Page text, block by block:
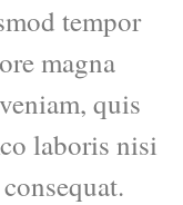
tempor
magna
quis
laboris nisi